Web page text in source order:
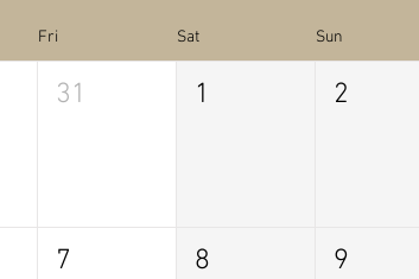
Fri Sat Sun
31 1 2
7 8 9